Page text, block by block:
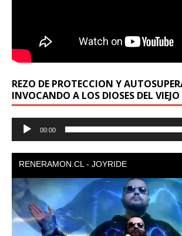
REZO DE PROTECCION Y
INVOCANDO A LOS DIOSES DEL
Reproductor
00:00